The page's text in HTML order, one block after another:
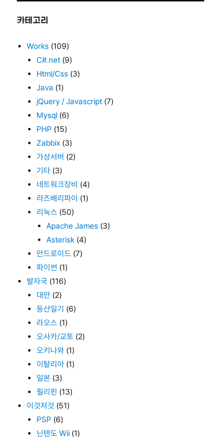
카테고리
Works (109)
C#.net (9)
Html/Css (3)
Java (1)
jQuery / Javascript (7)
Mysql (6)
PHP (15)
Zabbix (3)
가상서버 (2)
기타 (3)
네트워크장비 (4)
라즈베리파이 (1)
리눅스 (50)
Apache James (3)
Asterisk (4)
안드로이드 (7)
파이썬 (1)
발자국 (116)
대만 (2)
등산일기 (6)
라오스 (1)
오사카/교토 (2)
오키나와 (1)
이탈리아 (1)
일본 (3)
필리핀 (13)
이것저것 (51)
PSP (6)
닌텐도 Wii (1)